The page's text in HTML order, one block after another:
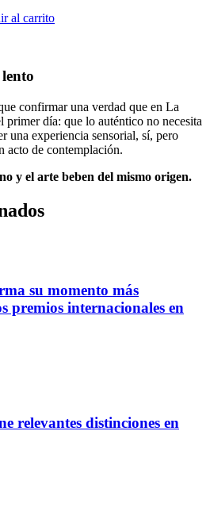
al carrito
confirmar una verdad que en La
primer día: que lo auténtico no necesita
una experiencia sensorial, sí, pero
acto de contemplación.
y el arte beben del mismo origen.
su momento más
premios internacionales en
relevantes distinciones en